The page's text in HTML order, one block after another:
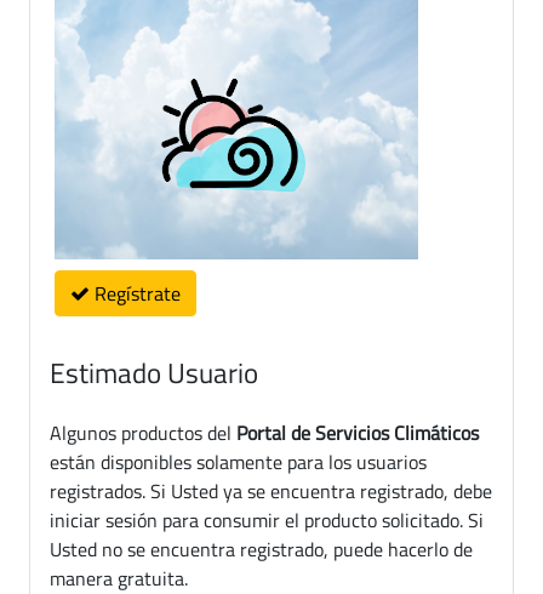
Regístrate
Estimado Usuario
Algunos productos del Portal de Servicios Climáticos
están disponibles solamente para los usuarios
registrados. Si Usted ya se encuentra registrado, debe
iniciar sesión para consumir el producto solicitado. Si
Usted no se encuentra registrado, puede hacerlo de
manera gratuita.